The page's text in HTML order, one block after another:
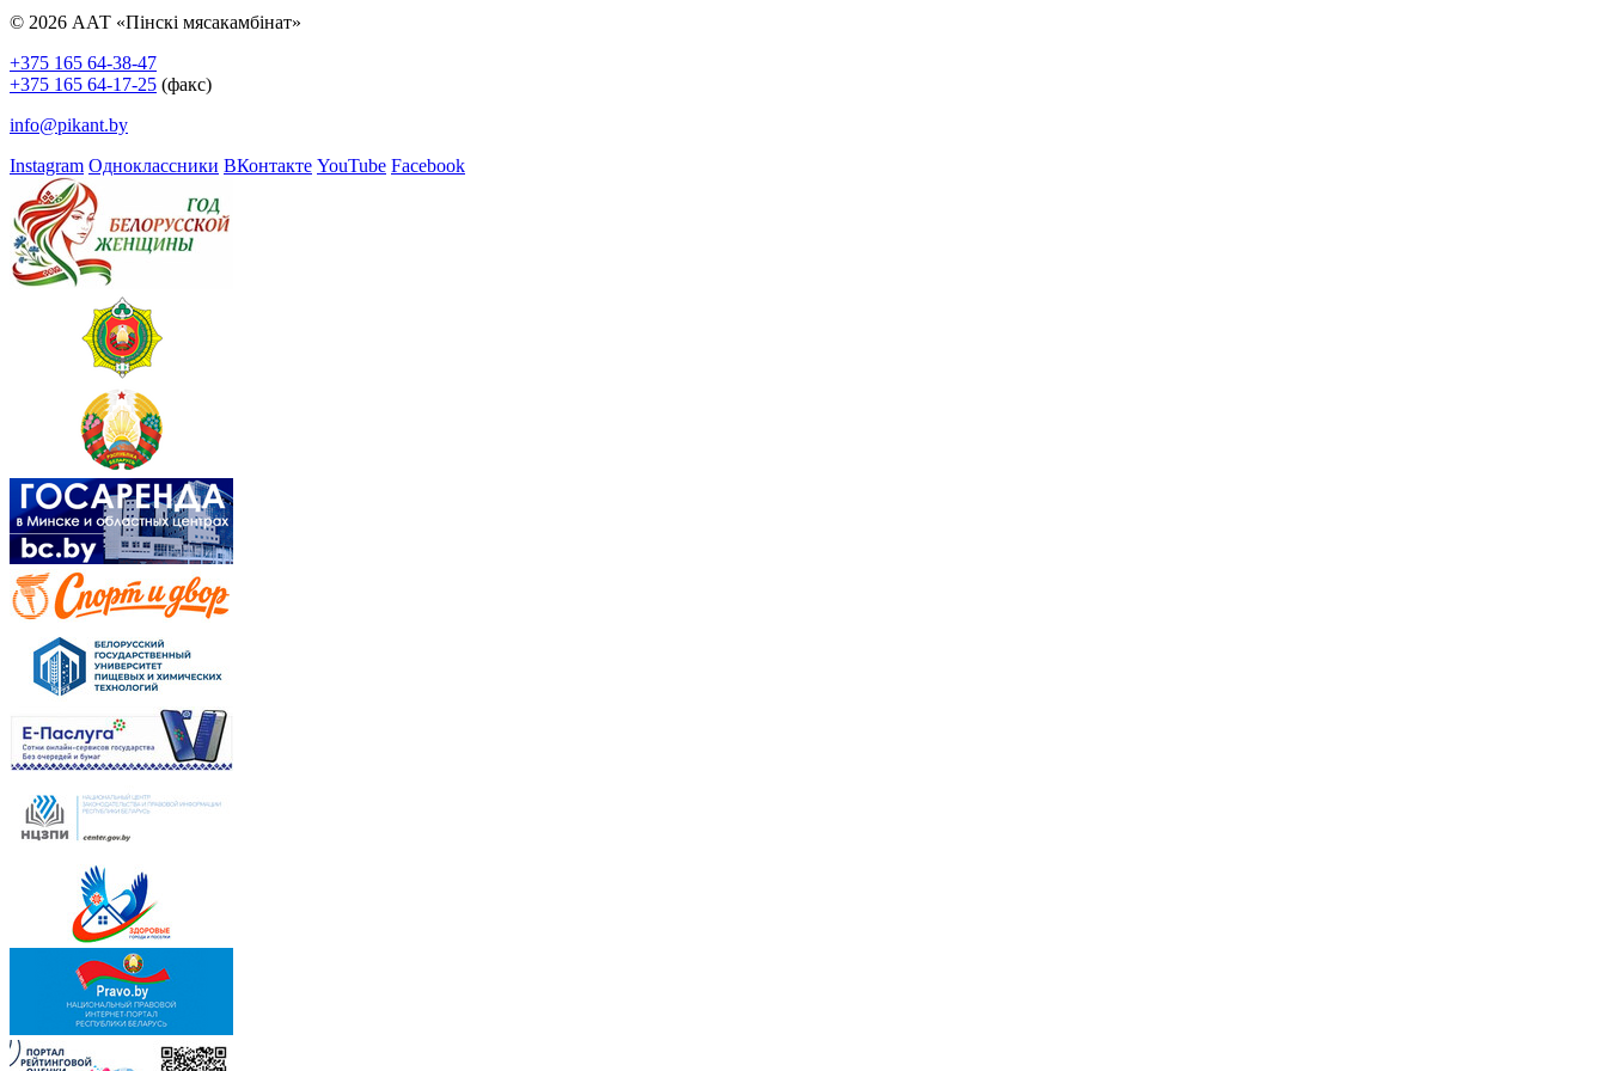
© 2026 ААТ «Пінскі мясакамбінат»
+375 165 64-38-47
+375 165 64-17-25 (факс)
info@pikant.by
Instagram Одноклассники ВКонтакте YouTube Facebook